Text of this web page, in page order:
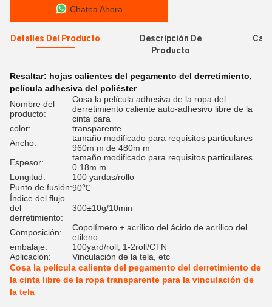
Chatea Ahora
Detalles Del Producto
Descripción De
Producto
Resaltar: hojas calientes del pegamento del derretimiento,
película adhesiva del poliéster
Nombre del
producto:
Cosa la película adhesiva de la ropa del
derretimiento caliente auto-adhesivo libre de la
cinta para
color:
transparente
Ancho:
tamaño modificado para requisitos particulares
960m m de 480m m
Espesor:
tamaño modificado para requisitos particulares
0.18m m
Longitud:
100 yardas/rollo
Punto de fusión:90℃
Índice del flujo
del
derretimiento:
300±10g/10min
Composición:
Copolímero + acrílico del ácido de acrílico del
etileno
embalaje:
100yard/roll, 1-2roll/CTN
Aplicación:
Vinculación de la tela, etc
Cosa la película caliente del pegamento del derretimiento de
la cinta libre de la ropa transparente para la vinculación de
la tela